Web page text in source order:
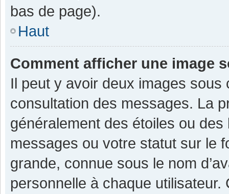
bas de page).
Haut
Comment afficher une image
Il peut y avoir deux images sous
consultation des messages. La
généralement des étoiles ou
messages ou votre statut sur le
grande, connue sous le nom
personnelle à chaque utilisateur.